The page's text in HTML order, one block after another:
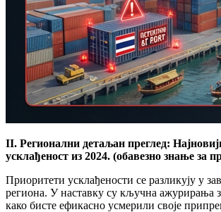
II. Регионални детаљан преглед:
усклађеност из 2024. (обавезно знање за
Приоритети усклађености се разликују у
региона. У наставку су кључна ажурирања
како бисте ефикасно усмерили своје